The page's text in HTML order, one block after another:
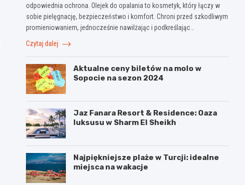
odpowiednia ochrona. Olejek do opalania to kosmetyk, który łączy w
sobie pielęgnację, bezpieczeństwo i komfort. Chroni przed szkodliwym
promieniowaniem, jednocześnie nawilżając i podkreślając…
Czytaj dalej
Aktualne ceny biletów na molo w
Sopocie na sezon 2024
Jaz Fanara Resort & Residence: Oaza
luksusu w Sharm El Sheikh
Najpiękniejsze plaże w Turcji: idealne
miejsca na wakacje